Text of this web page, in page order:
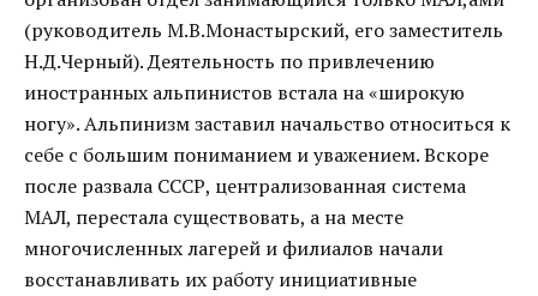
(руководитель М.В.Монастырский, его заместитель
Н.Д.Черный). Деятельность по привлечению
иностранных альпинистов встала на «широкую
ногу». Альпинизм заставил начальство относиться к
себе с большим пониманием и уважением. Вскоре
после развала СССР, централизованная система
МАЛ, перестала существовать, а на месте
многочисленных лагерей и филиалов начали
восстанавливать их работу инициативные